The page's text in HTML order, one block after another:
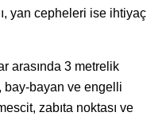
yan cepheleri ise ihtiyaç
arasında 3 metrelik
bay-bayan ve engelli
zabıta noktası ve